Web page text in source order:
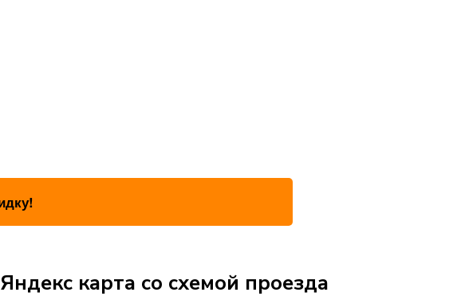
Яндекс карта со схемой проезда